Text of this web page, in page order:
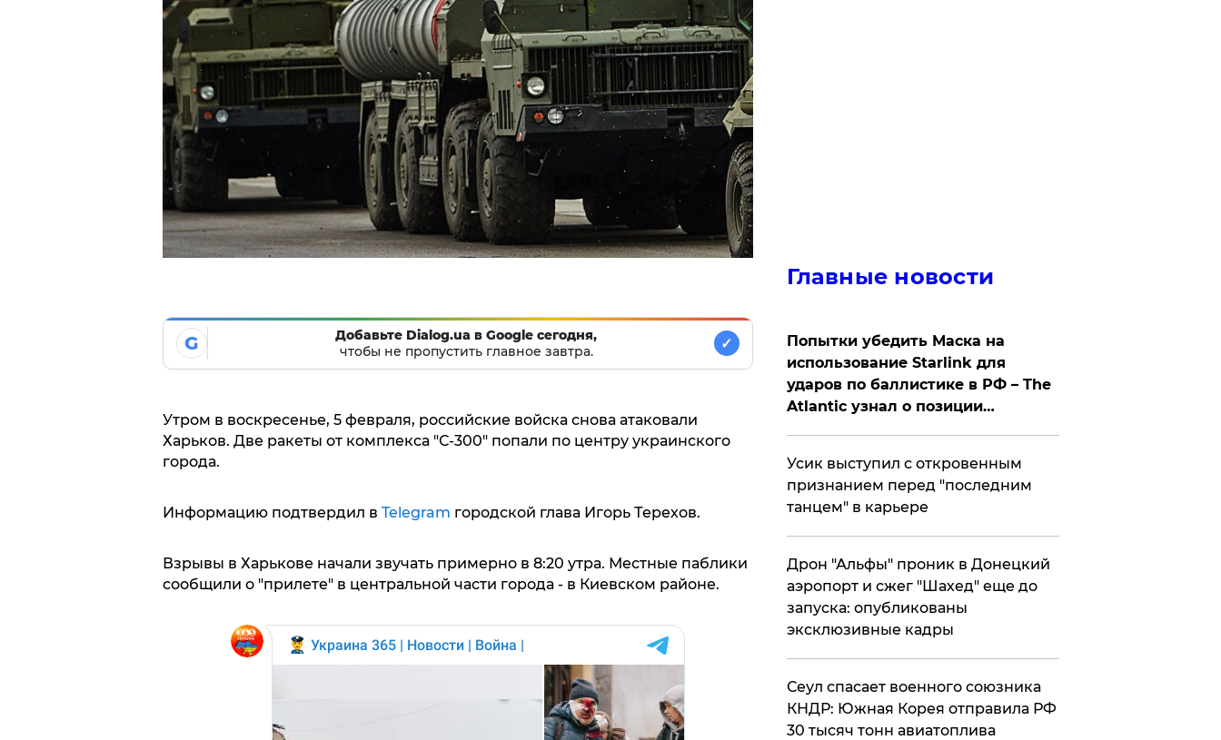
G
Добавьте Dialog.ua в Google сегодня,
чтобы не пропустить главное завтра.
✓
Утром в воскресенье, 5 февраля, российские войска снова атаковали
Харьков. Две ракеты от комплекса "С-300" попали по центру украинского
города.
Информацию подтвердил в Telegram городской глава Игорь Терехов.
Взрывы в Харькове начали звучать примерно в 8:20 утра. Местные паблики
сообщили о "прилете" в центральной части города - в Киевском районе.
Главные новости
Попытки убедить Маска на
использование Starlink для
ударов по баллистике в РФ – The
Atlantic узнал о позиции
Усик выступил с откровенным
признанием перед "последним
танцем" в карьере
Дрон "Альфы" проник в Донецкий
аэропорт и сжег "Шахед" еще до
запуска: опубликованы
эксклюзивные кадры
​Сеул спасает военного союзника
КНДР: Южная Корея отправила РФ
30 тысяч тонн авиатоплива